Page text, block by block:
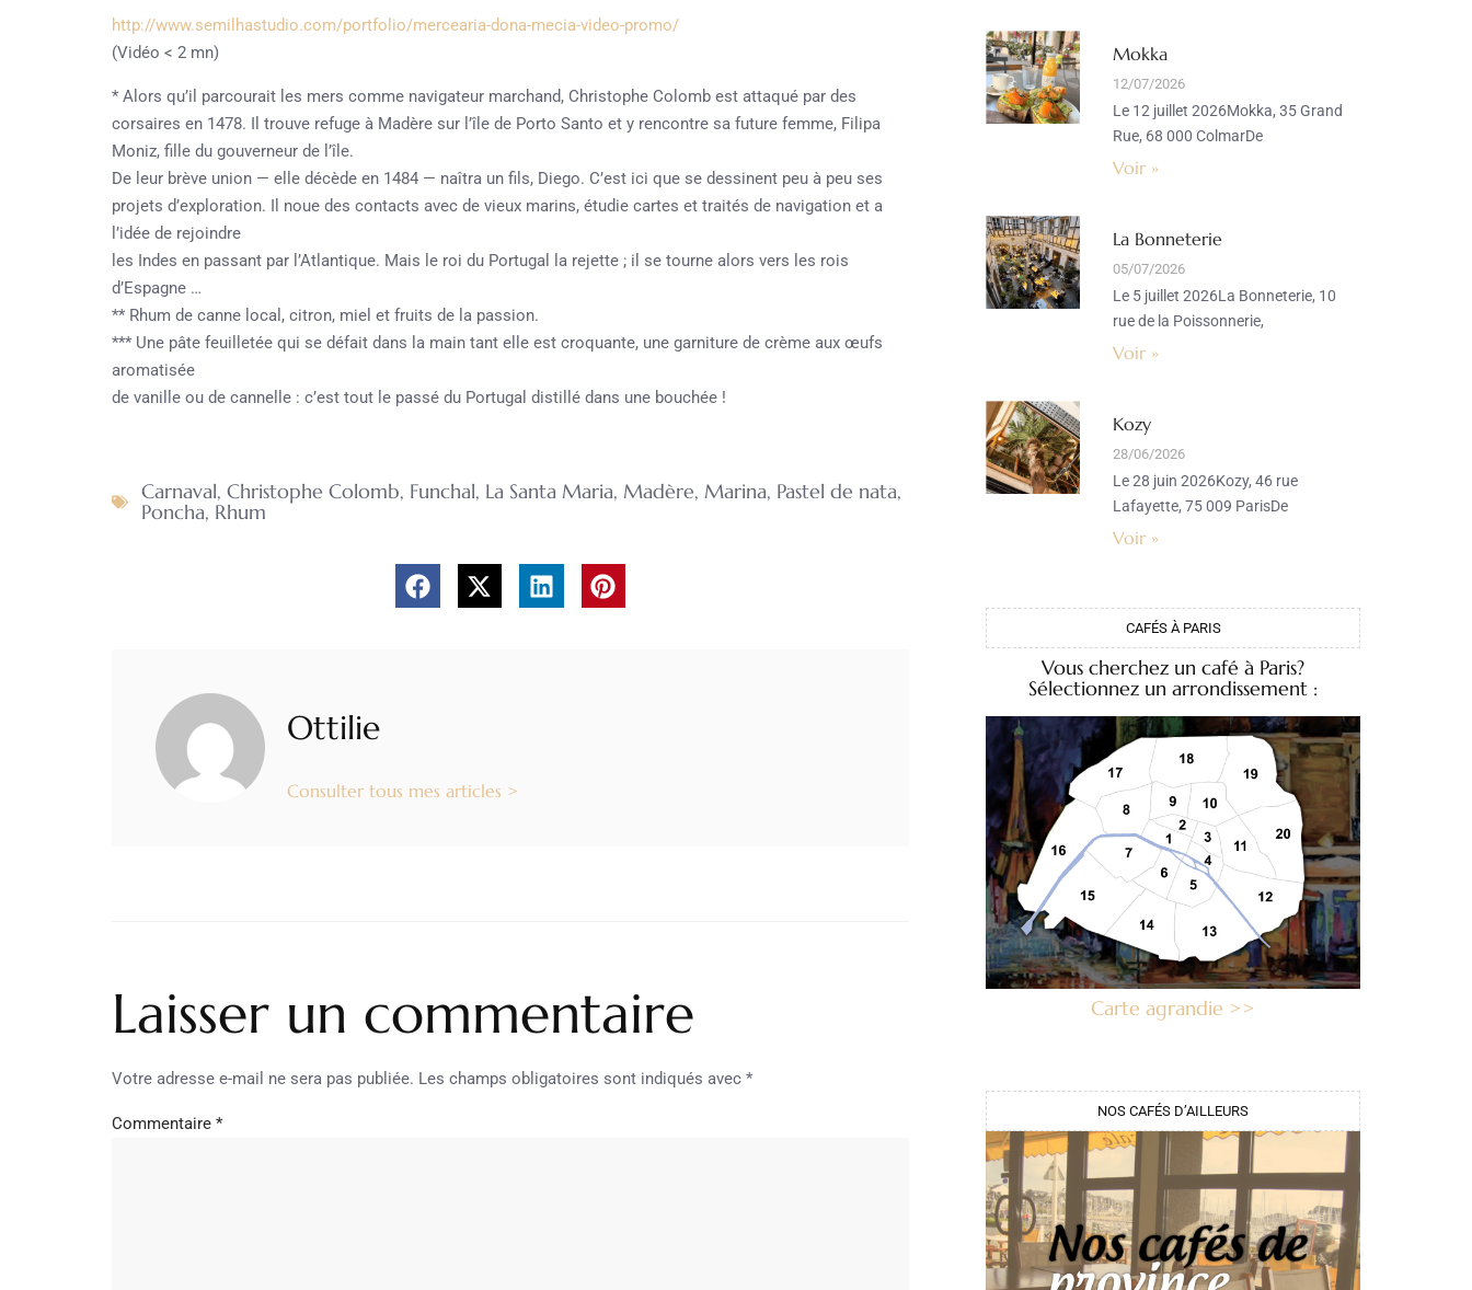
http://www.semilhastudio.com/portfolio/mercearia-dona-mecia-video-promo/
(Vidéo < 2 mn)
* Alors qu’il parcourait les mers comme navigateur marchand, Christophe Colomb est attaqué par des
corsaires en 1478. Il trouve refuge à Madère sur l’île de Porto Santo et y rencontre sa future femme, Filipa
Moniz, fille du gouverneur de l’île.
De leur brève union — elle décède en 1484 — naîtra un fils, Diego. C’est ici que se dessinent peu à peu ses
projets d’exploration. Il noue des contacts avec de vieux marins, étudie cartes et traités de navigation et a
l’idée de rejoindre
les Indes en passant par l’Atlantique. Mais le roi du Portugal la rejette ; il se tourne alors vers les rois
d’Espagne …
** Rhum de canne local, citron, miel et fruits de la passion.
*** Une pâte feuilletée qui se défait dans la main tant elle est croquante, une garniture de crème aux œufs
aromatisée
de vanille ou de cannelle : c’est tout le passé du Portugal distillé dans une bouchée !
Carnaval, Christophe Colomb, Funchal, La Santa Maria, Madère, Marina, Pastel de nata,
Poncha, Rhum
Ottilie
Consulter tous mes articles >
Laisser un commentaire
Votre adresse e-mail ne sera pas publiée. Les champs obligatoires sont indiqués avec *
Commentaire *
Mokka
12/07/2026
Le 12 juillet 2026Mokka, 35 Grand
Rue, 68 000 ColmarDe
Voir »
La Bonneterie
05/07/2026
Le 5 juillet 2026La Bonneterie, 10
rue de la Poissonnerie,
Voir »
Kozy
28/06/2026
Le 28 juin 2026Kozy, 46 rue
Lafayette, 75 009 ParisDe
Voir »
CAFÉS À PARIS
Vous cherchez un café à Paris?
Sélectionnez un arrondissement :
Carte agrandie >>
NOS CAFÉS D’AILLEURS